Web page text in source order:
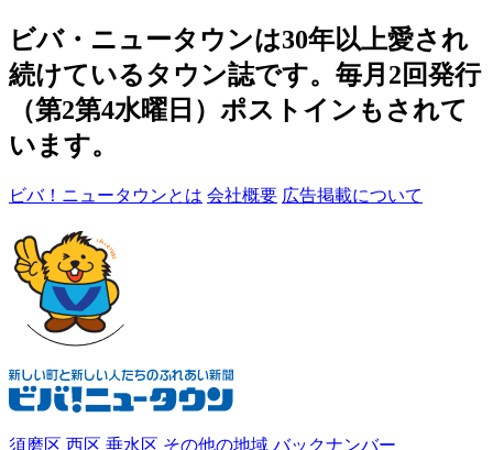
ビバ・ニュータウンは30年以上愛され
続けているタウン誌です。毎月2回発行
（第2第4水曜日）ポストインもされて
います。
ビバ！ニュータウンとは 会社概要 広告掲載について
須磨区 西区 垂水区 その他の地域 バックナンバー